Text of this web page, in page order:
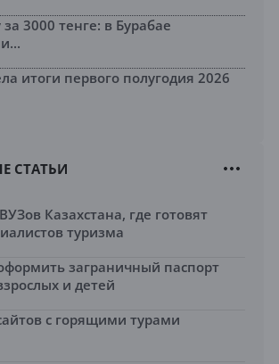
3000 тенге: в Бурабае
итоги первого полугодия 2026
СТАТЬИ
Казахстана, где готовят
туризма
заграничный паспорт
и детей
с горящими турами